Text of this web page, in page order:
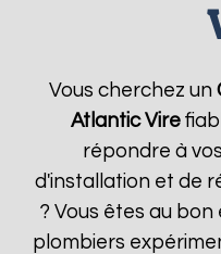
Vous cherchez un
Atlantic Vire
répondre à
d'installation et de
? Vous êtes au
plombiers